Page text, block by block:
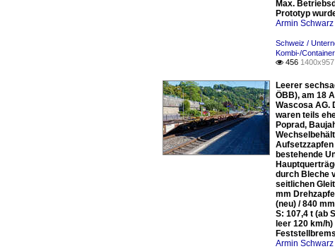
Max.
Prototyp
Armin Schwarz
Schweiz /
Kombi-/
 456
Leerer
ÖBB), am 18
Wascosa AG.
waren teils
Poprad,
bestehende
durch Bleche
seitlichen
mm
(neu) / 840
S: 107,4 t (ab
leer 120 km/
Armin Schwarz